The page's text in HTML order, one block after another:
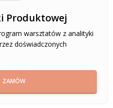
Produktowej
warsztatów z analityki
doświadczonych
ZAMÓW